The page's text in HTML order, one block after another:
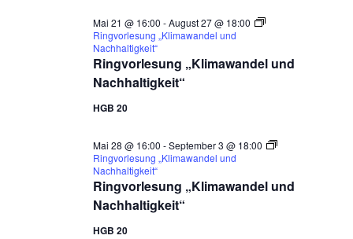
Ringvorlesung „Klimawandel und
Nachhaltigkeit“
Mai 21 @ 16:00 -August 27 @ 18:00
Ringvorlesung „Klimawandel und
Nachhaltigkeit“
HGB 20
Ringvorlesung „Klimawandel und
Nachhaltigkeit“
Mai 28 @ 16:00 -September 3 @ 18:00
Ringvorlesung „Klimawandel und
Nachhaltigkeit“
HGB 20